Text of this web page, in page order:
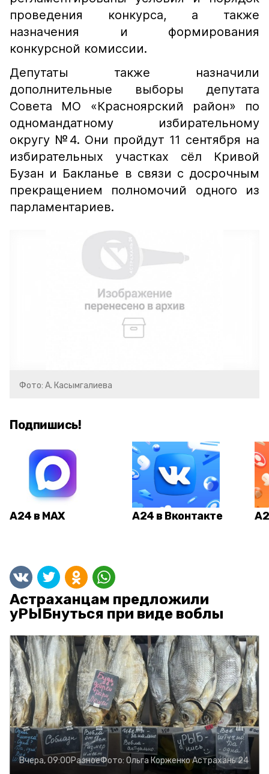
проведения конкурса, а также
назначения и формирования
конкурсной комиссии.
Депутаты также назначили
дополнительные выборы депутата
Совета МО «Красноярский район» по
одномандатному избирательному
округу №4. Они пройдут 11 сентября на
избирательных участках сёл Кривой
Бузан и Бакланье в связи с досрочным
прекращением полномочий одного из
парламентариев.
Фото: А. Касымгалиева
Подпишись!
А24 в MAX А24 в Вконтакте
Астраханцам предложили
уРЫБнуться при виде воблы
Вчера, 09:00РазноеФото: Ольга КорженкоАстрахань 24